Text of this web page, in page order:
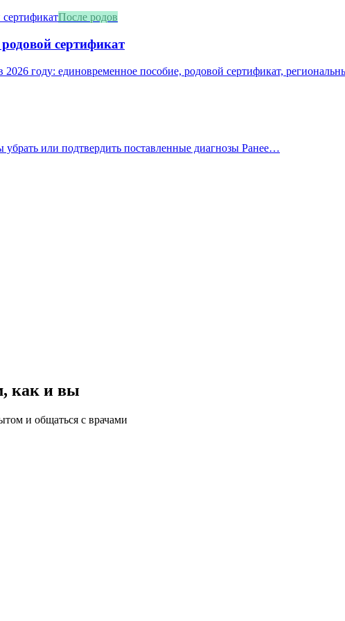
После родов
сертификат
году: единовременное пособие, родовой сертификат,
убрать или подтвердить поставленные диагнозы Ранее…
как и вы
и общаться с врачами